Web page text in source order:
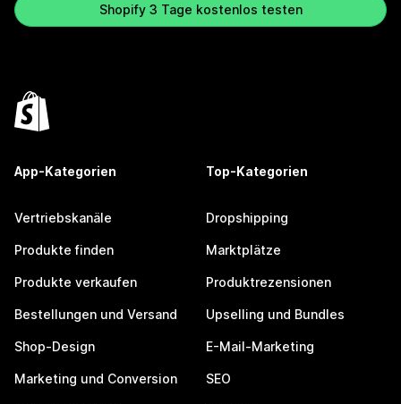
Shopify 3 Tage kostenlos testen
App-Kategorien
Vertriebskanäle
Produkte finden
Produkte verkaufen
Bestellungen und Versand
Shop-Design
Marketing und Conversion
Top-Kategorien
Dropshipping
Marktplätze
Produktrezensionen
Upselling und Bundles
E-Mail-Marketing
SEO